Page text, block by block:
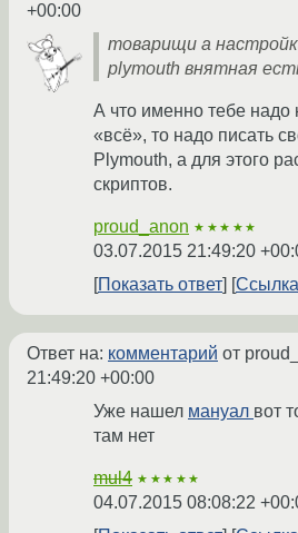
+00:00
товарищи а
plymouth внятная
А что именно тебе надо
«всё», то надо писать
Plymouth, а для этого
скриптов.
proud_anon ★★★★★
03.07.2015 21:49:20
Показать ответ
Ссылка
Ответ на: комментарий от
21:49:20 +00:00
Уже нашел мануал вот
там нет
mul4 ★★★★★
04.07.2015 08:08:22